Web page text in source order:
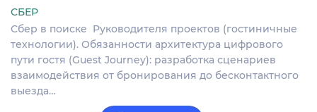
СБЕР
Сбер в поиске Руководителя проектов (гостиничные
технологии). Обязанности архитектура цифрового
пути гостя (Guest Journey): разработка сценариев
взаимодействия от бронирования до бесконтактного
выезда…